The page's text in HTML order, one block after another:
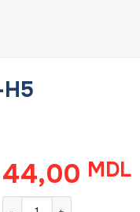
44,00 MDL
Cantitate Perie de fier,